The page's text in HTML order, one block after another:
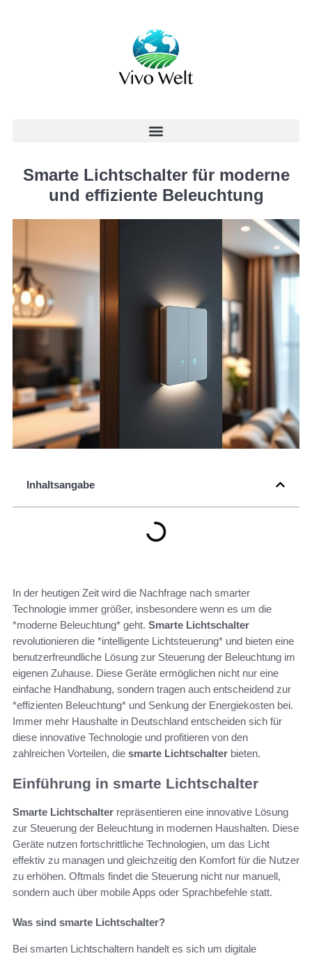
Smarte Lichtschalter für moderne
und effiziente Beleuchtung
Inhaltsangabe
In der heutigen Zeit wird die Nachfrage nach smarter
Technologie immer größer, insbesondere wenn es um die
*moderne Beleuchtung* geht. Smarte Lichtschalter
revolutionieren die *intelligente Lichtsteuerung* und bieten eine
benutzerfreundliche Lösung zur Steuerung der Beleuchtung im
eigenen Zuhause. Diese Geräte ermöglichen nicht nur eine
einfache Handhabung, sondern tragen auch entscheidend zur
*effizienten Beleuchtung* und Senkung der Energiekosten bei.
Immer mehr Haushalte in Deutschland entscheiden sich für
diese innovative Technologie und profitieren von den
zahlreichen Vorteilen, die smarte Lichtschalter bieten.
Einführung in smarte Lichtschalter
Smarte Lichtschalter repräsentieren eine innovative Lösung
zur Steuerung der Beleuchtung in modernen Haushalten. Diese
Geräte nutzen fortschrittliche Technologien, um das Licht
effektiv zu managen und gleichzeitig den Komfort für die Nutzer
zu erhöhen. Oftmals findet die Steuerung nicht nur manuell,
sondern auch über mobile Apps oder Sprachbefehle statt.
Was sind smarte Lichtschalter?
Bei smarten Lichtschaltern handelt es sich um digitale